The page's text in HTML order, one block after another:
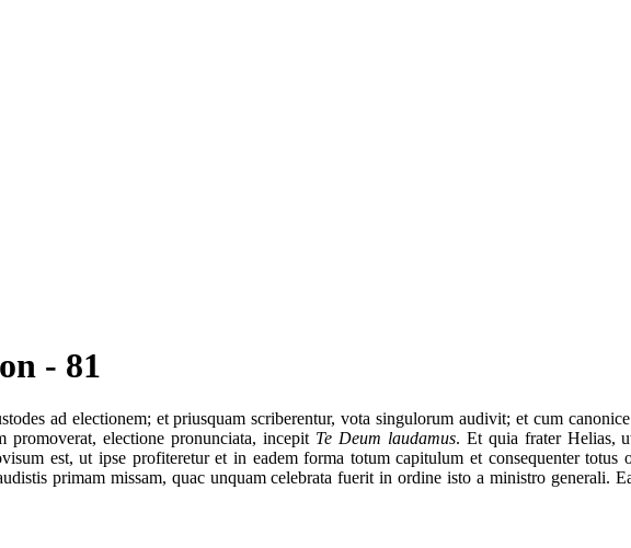
- 81
ad electionem; et priusquam scriberentur, vota singulorum audivit; et cum
electione pronunciata, incepit Te Deum laudamus. Et quia frater Helias,
est, ut ipse profiteretur et in eadem forma totum capitulum et consequenter totus
primam missam, quac unquam celebrata fuerit in ordine isto a ministro generali.